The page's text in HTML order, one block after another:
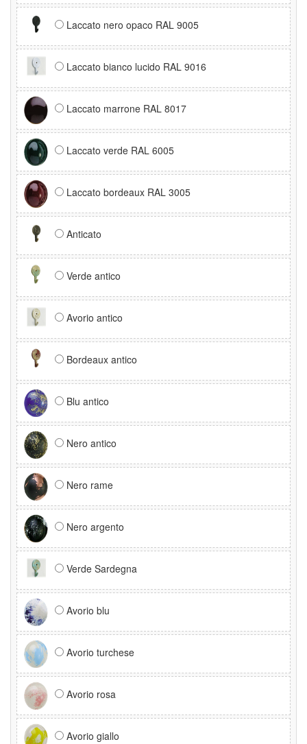
Laccato nero opaco RAL 9005
Laccato bianco lucido RAL 9016
Laccato marrone RAL 8017
Laccato verde RAL 6005
Laccato bordeaux RAL 3005
Anticato
Verde antico
Avorio antico
Bordeaux antico
Blu antico
Nero antico
Nero rame
Nero argento
Verde Sardegna
Avorio blu
Avorio turchese
Avorio rosa
Avorio giallo